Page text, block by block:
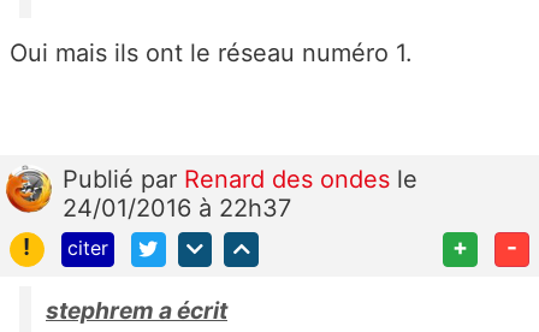
Oui mais ils ont le réseau numéro 1.
Publié par Renard des ondes le
24/01/2016 à 22h37
!
citer + -
stephrem a écrit